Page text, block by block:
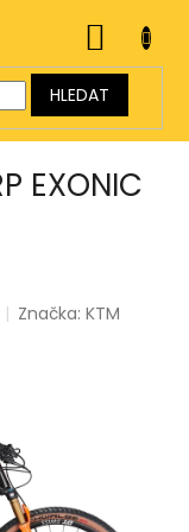
HLEDAT
KOŠÍK
EXONIC
Značka:KTM